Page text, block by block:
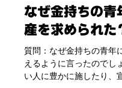
したが、実際はむずかし
なく、人間が救われるの
際に、これを聞いた弟子
われることができるので
イエスは、｢それは人に
です｡」と言われました｡
なぜ金持ちの青
産を求められた
質問：なぜ金持ちの青年
えるように言ったのでし
い人に豊かに施したり、